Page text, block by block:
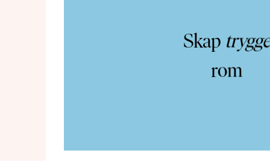
Skap trygge
rom